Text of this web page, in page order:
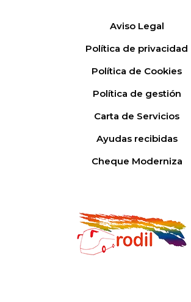
Aviso Legal
Política de privacidad
Política de Cookies
Política de gestión
Carta de Servicios
Ayudas recibidas
Cheque Moderniza